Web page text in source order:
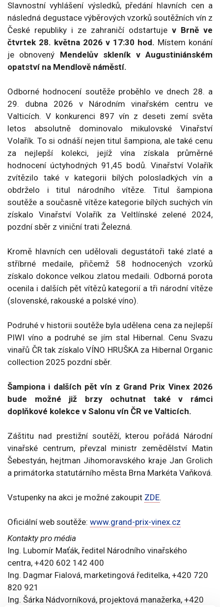
Slavnostní vyhlášení výsledků, předání hlavních cen a
následná degustace výběrových vzorků soutěžních vín z
České republiky i ze zahraničí odstartuje v Brně ve
čtvrtek 28. května 2026 v 17:30 hod. Místem konání
je obnovený Mendelův skleník v Augustiniánském
opatství na Mendlově náměstí.
Odborné hodnocení soutěže proběhlo ve dnech 28. a
29. dubna 2026 v Národním vinařském centru ve
Valticích. V konkurenci 897 vín z deseti zemí světa
letos absolutně dominovalo mikulovské Vinařství
Volařík. To si odnáší nejen titul šampiona, ale také cenu
za nejlepší kolekci, jejíž vína získala průměrné
hodnocení úctyhodných 91,45 bodů. Vinařství Volařík
zvítězilo také v kategorii bílých polosladkých vín a
obdrželo i titul národního vítěze. Titul šampiona
soutěže a současně vítěze kategorie bílých suchých vín
získalo Vinařství Volařík za Veltlínské zelené 2024,
pozdní sběr z viniční trati Železná.
Kromě hlavních cen udělovali degustátoři také zlaté a
stříbrné medaile, přičemž 58 hodnocených vzorků
získalo dokonce velkou zlatou medaili. Odborná porota
ocenila i dalších pět vítězů kategorií a tři národní vítěze
(slovenské, rakouské a polské víno).
Podruhé v historii soutěže byla udělena cena za nejlepší
PIWI víno a podruhé se jím stal Hibernal. Cenu Svazu
vinařů ČR tak získalo VÍNO HRUŠKA za Hibernal Organic
collection 2025 pozdní sběr.
Šampiona i dalších pět vín z Grand Prix Vinex 2026
bude možné již brzy ochutnat také v rámci
doplňkové kolekce v Salonu vín ČR ve Valticích.
Záštitu nad prestižní soutěží, kterou pořádá Národní
vinařské centrum, převzal ministr zemědělství Matin
Šebestyán, hejtman Jihomoravského kraje Jan Grolich
a primátorka statutárního města Brna Markéta Vaňková.
Vstupenky na akci je možné zakoupit ZDE.
Oficiální web soutěže: www.grand-prix-vinex.cz
Kontakty pro média
Ing. Lubomír Maťák, ředitel Národního vinařského
centra, +420 602 142 400
Ing. Dagmar Fialová, marketingová ředitelka, +420 720
820 921
Ing. Šárka Nádvorníková, projektová manažerka, +420